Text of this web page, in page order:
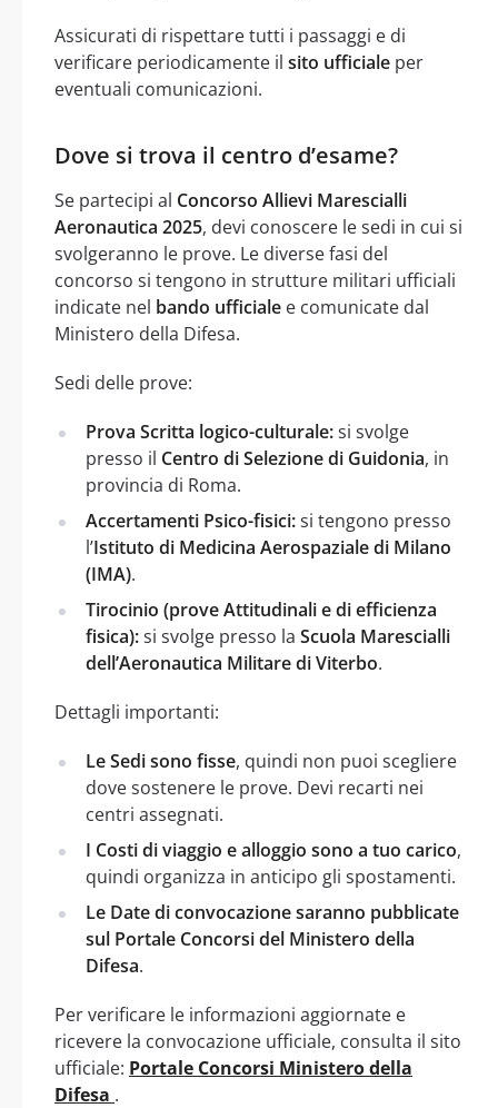
Assicurati di rispettare tutti i passaggi e di
verificare periodicamente il sito ufficiale per
eventuali comunicazioni.
Dove si trova il centro d’esame?
Se partecipi al Concorso Allievi Marescialli
Aeronautica 2025, devi conoscere le sedi in cui si
svolgeranno le prove. Le diverse fasi del
concorso si tengono in strutture militari ufficiali
indicate nel bando ufficiale e comunicate dal
Ministero della Difesa.
Sedi delle prove:
Prova Scritta logico-culturale:si svolge
presso il Centro di Selezione di Guidonia, in
provincia di Roma.
Accertamenti Psico-fisici:si tengono presso
l’Istituto di Medicina Aerospaziale di Milano
(IMA).
Tirocinio (prove Attitudinali e di efficienza
fisica):si svolge presso la Scuola Marescialli
dell’Aeronautica Militare di Viterbo.
Dettagli importanti:
Le Sedi sono fisse, quindi non puoi scegliere
dove sostenere le prove. Devi recarti nei
centri assegnati.
I Costi di viaggio e alloggio sono a tuo carico,
quindi organizza in anticipo gli spostamenti.
Le Date di convocazione saranno pubblicate
sul Portale Concorsi del Ministero della
Difesa.
Per verificare le informazioni aggiornate e
ricevere la convocazione ufficiale, consulta il sito
ufficiale: Portale Concorsi Ministero della
Difesa .